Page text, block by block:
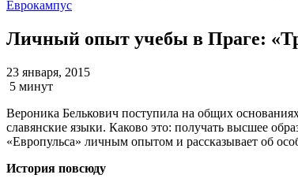
Еврокампус
Личный опыт учебы в Праге:
23 января, 2015
5 минут
Вероника Белькович поступила на общих
славянские языки. Каково это: получать высшее
«Европульса» личным опытом и рассказывает об
История повсюду